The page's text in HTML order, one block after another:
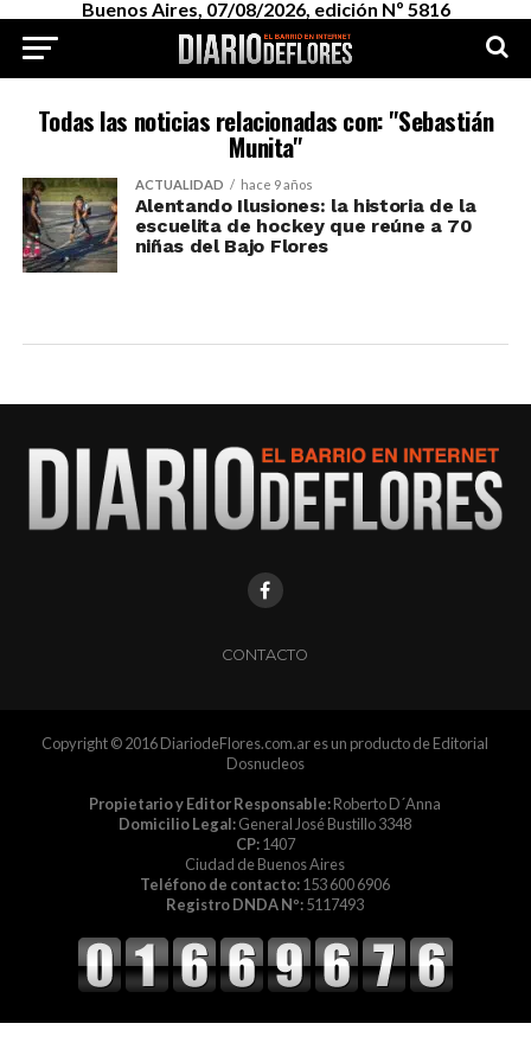
Buenos Aires, 07/08/2026, edición Nº 5816
Todas las noticias relacionadas con: "Sebastián
Munita"
ACTUALIDAD hace 9 años
Alentando Ilusiones: la historia de la
escuelita de hockey que reúne a 70
niñas del Bajo Flores
CONTACTO
Copyright © 2016 DiariodeFlores.com.ar es un producto de Editorial
Dosnucleos
Propietario y Editor Responsable:Roberto D´Anna
Domicilio Legal:General José Bustillo 3348
CP:1407
Ciudad de Buenos Aires
Teléfono de contacto:153 600 6906
Registro DNDA Nº:5117493